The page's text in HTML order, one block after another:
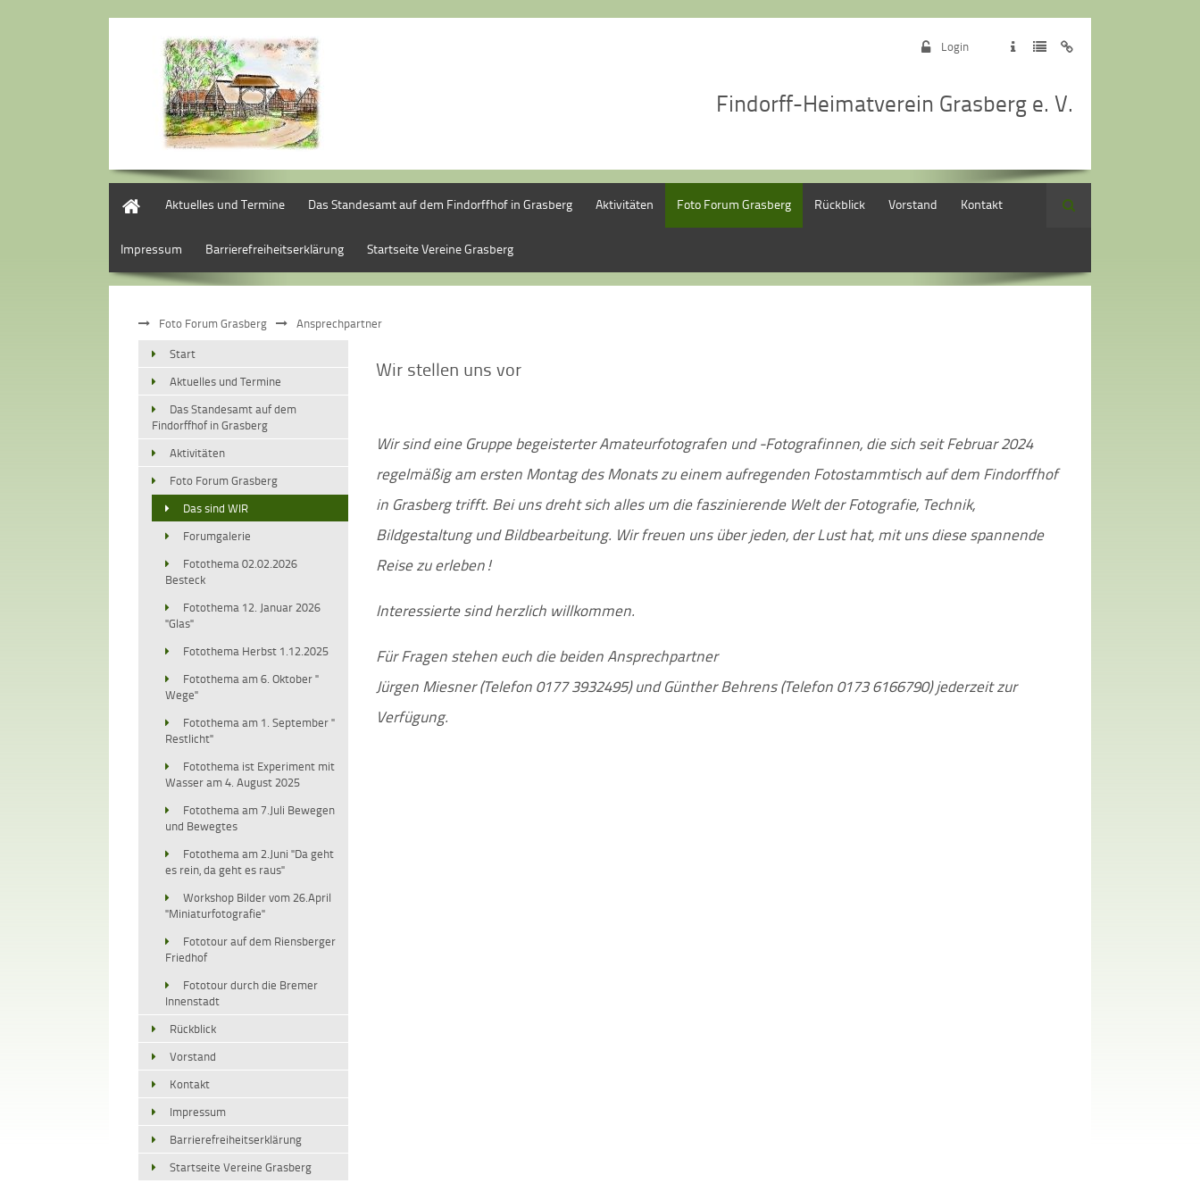
Logo neu Login
Findorff-Heimatverein Grasberg e. V.
Aktuelles und Termine Das Standesamt auf dem Findorffhof in Grasberg Aktivitäten Foto Forum Grasberg Rückblick Vorstand Kontakt
Impressum Barrierefreiheitserklärung Startseite Vereine Grasberg
Suche
Foto Forum Grasberg Ansprechpartner
Wir stellen uns vor
Wir sind eine Gruppe begeisterter Amateurfotografen und -Fotografinnen, die sich seit Februar 2024
regelmäßig am ersten Montag des Monats zu einem aufregenden Fotostammtisch auf dem Findorffhof
in Grasberg trifft. Bei uns dreht sich alles um die faszinierende Welt der Fotografie, Technik,
Bildgestaltung und Bildbearbeitung. Wir freuen uns über jeden, der Lust hat, mit uns diese spannende
Reise zu erleben!
Interessierte sind herzlich willkommen.
Für Fragen stehen euch die beiden Ansprechpartner
Jürgen Miesner (Telefon 0177 3932495) und Günther Behrens (Telefon 0173 6166790) jederzeit zur
Verfügung.
Start
Aktuelles und Termine
Das Standesamt auf dem
Findorffhof in Grasberg
Aktivitäten
Foto Forum Grasberg
Das sind WIR
Forumgalerie
Fotothema 02.02.2026
Besteck
Fotothema 12. Januar 2026
"Glas"
Fotothema Herbst 1.12.2025
Fotothema am 6. Oktober "
Wege"
Fotothema am 1. September "
Restlicht"
Fotothema ist Experiment mit
Wasser am 4. August 2025
Fotothema am 7.Juli Bewegen
und Bewegtes
Fotothema am 2.Juni "Da geht
es rein, da geht es raus"
Workshop Bilder vom 26.April
"Miniaturfotografie"
Fototour auf dem Riensberger
Friedhof
Fototour durch die Bremer
Innenstadt
Rückblick
Vorstand
Kontakt
Impressum
Barrierefreiheitserklärung
Startseite Vereine Grasberg